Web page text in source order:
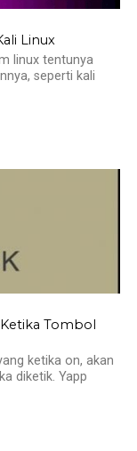
Linux
linux tentunya
seperti kali
Tombol
ketika on, akan
diketik. Yapp